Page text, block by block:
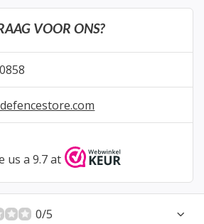
VOOR ONS?
us a 9.7 at
0/5